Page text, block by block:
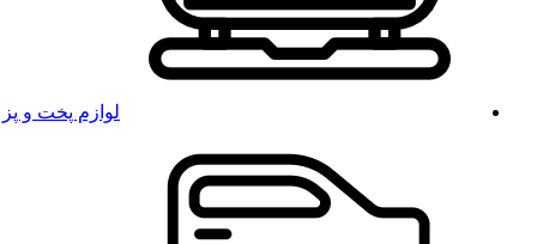
لوازم پخت و پز